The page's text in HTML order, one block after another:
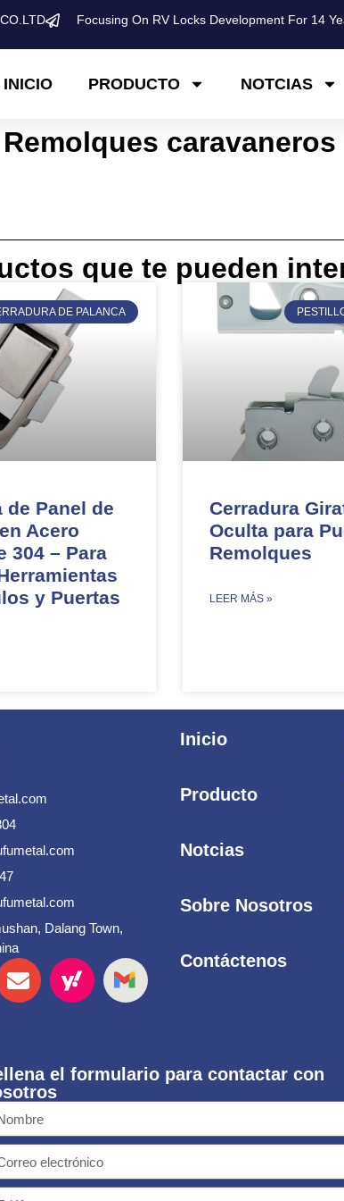
Focusing On RV Locks Development For 14
INICIO PRODUCTO NOTCIAS
​​Remolques caravaneros​​
que te pueden
DE PALANCA
de Panel de
Acero
304 – Para
y Puertas
Cerradura
Oculta para
Remolques​​
​LEER MÁS »
Dalang Town,
Inicio
Producto
Notcias
Sobre Nosotros
Contáctenos
el formulario para contactar con